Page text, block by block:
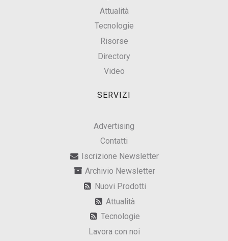
Attualità
Tecnologie
Risorse
Directory
Video
SERVIZI
Advertising
Contatti
Iscrizione Newsletter
Archivio Newsletter
Nuovi Prodotti
Attualità
Tecnologie
Lavora con noi